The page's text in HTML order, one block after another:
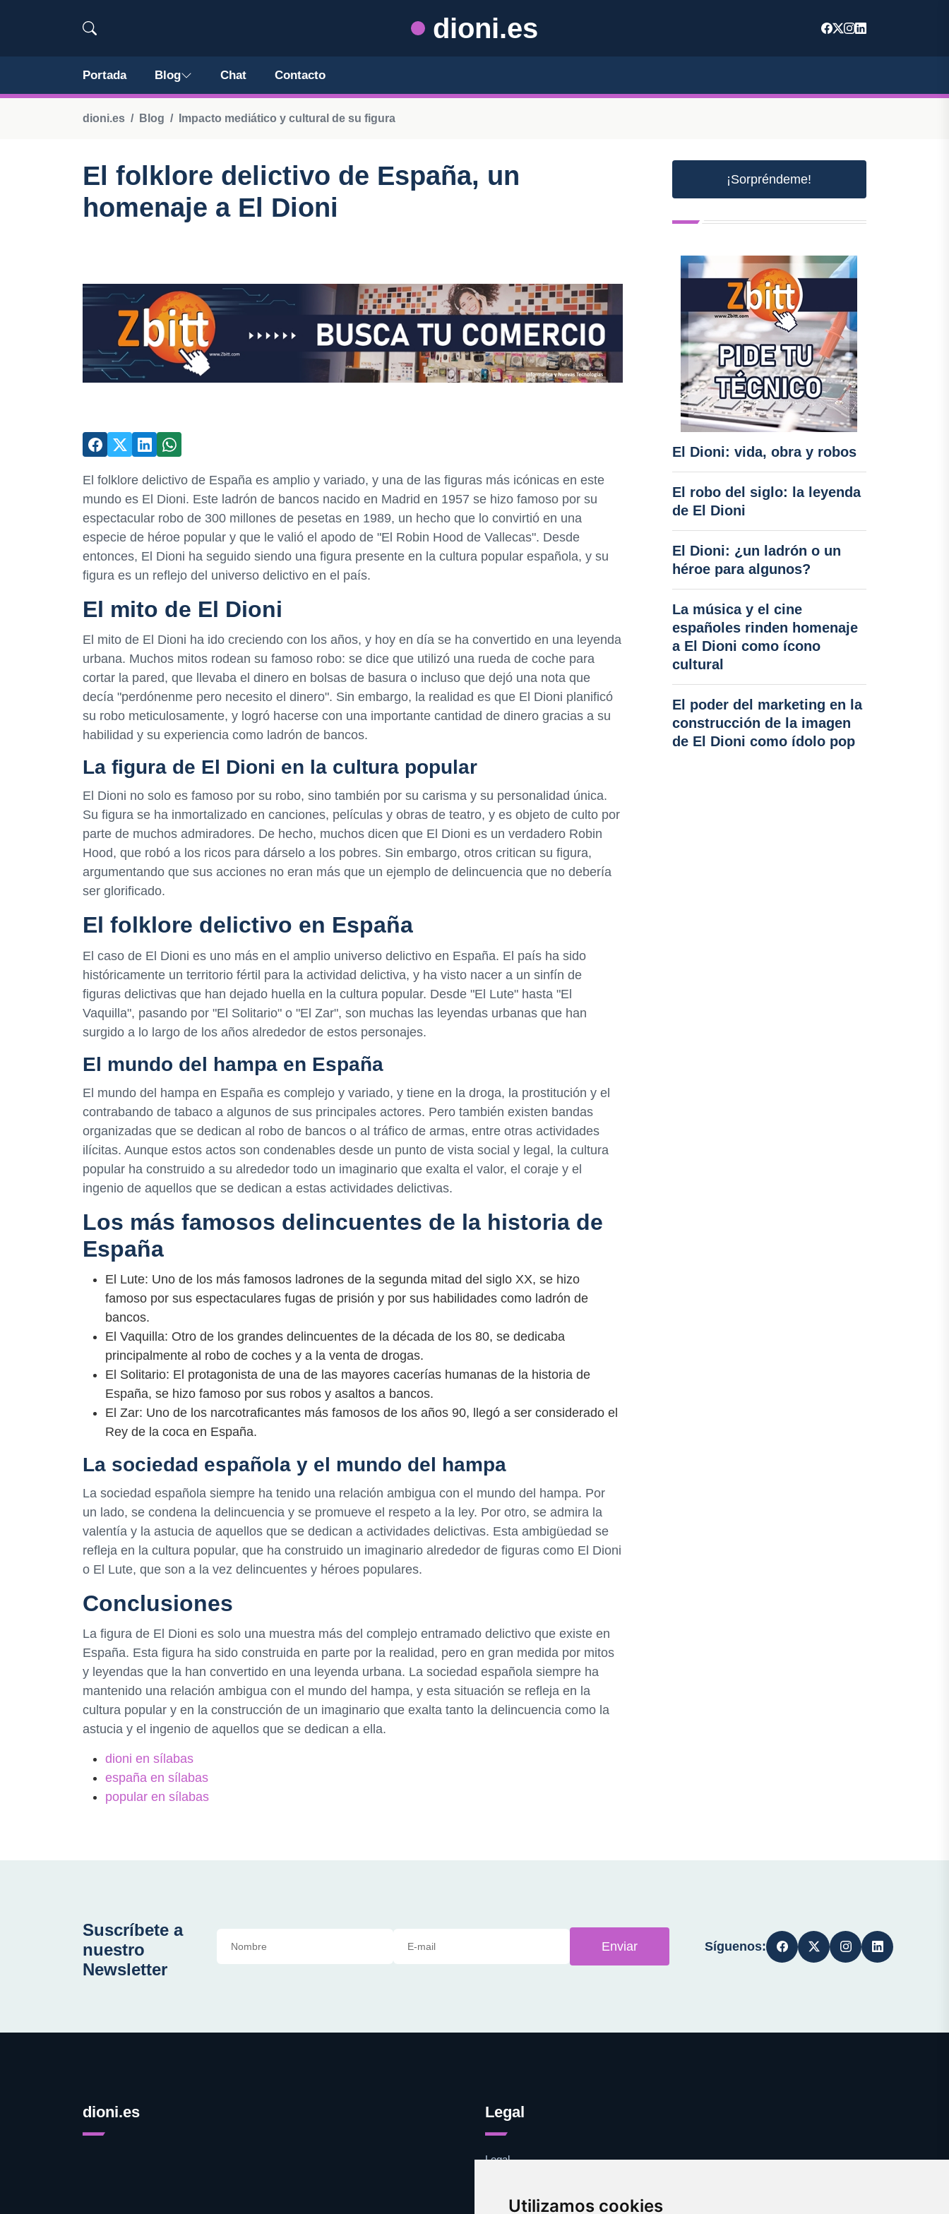
Utilizamos cookies
dioni.es
Portada Blog Chat Contacto
dioni.es Blog Impacto mediático y cultural de su figura
El folklore delictivo de España, un
homenaje a El Dioni
El folklore delictivo de España es amplio y variado, y una de las figuras más icónicas en este
mundo es El Dioni. Este ladrón de bancos nacido en Madrid en 1957 se hizo famoso por su
espectacular robo de 300 millones de pesetas en 1989, un hecho que lo convirtió en una
especie de héroe popular y que le valió el apodo de "El Robin Hood de Vallecas". Desde
entonces, El Dioni ha seguido siendo una figura presente en la cultura popular española, y su
figura es un reflejo del universo delictivo en el país.
El mito de El Dioni
El mito de El Dioni ha ido creciendo con los años, y hoy en día se ha convertido en una leyenda
urbana. Muchos mitos rodean su famoso robo: se dice que utilizó una rueda de coche para
cortar la pared, que llevaba el dinero en bolsas de basura o incluso que dejó una nota que
decía "perdónenme pero necesito el dinero". Sin embargo, la realidad es que El Dioni planificó
su robo meticulosamente, y logró hacerse con una importante cantidad de dinero gracias a su
habilidad y su experiencia como ladrón de bancos.
La figura de El Dioni en la cultura popular
El Dioni no solo es famoso por su robo, sino también por su carisma y su personalidad única.
Su figura se ha inmortalizado en canciones, películas y obras de teatro, y es objeto de culto por
parte de muchos admiradores. De hecho, muchos dicen que El Dioni es un verdadero Robin
Hood, que robó a los ricos para dárselo a los pobres. Sin embargo, otros critican su figura,
argumentando que sus acciones no eran más que un ejemplo de delincuencia que no debería
ser glorificado.
El folklore delictivo en España
El caso de El Dioni es uno más en el amplio universo delictivo en España. El país ha sido
históricamente un territorio fértil para la actividad delictiva, y ha visto nacer a un sinfín de
figuras delictivas que han dejado huella en la cultura popular. Desde "El Lute" hasta "El
Vaquilla", pasando por "El Solitario" o "El Zar", son muchas las leyendas urbanas que han
surgido a lo largo de los años alrededor de estos personajes.
El mundo del hampa en España
El mundo del hampa en España es complejo y variado, y tiene en la droga, la prostitución y el
contrabando de tabaco a algunos de sus principales actores. Pero también existen bandas
organizadas que se dedican al robo de bancos o al tráfico de armas, entre otras actividades
ilícitas. Aunque estos actos son condenables desde un punto de vista social y legal, la cultura
popular ha construido a su alrededor todo un imaginario que exalta el valor, el coraje y el
ingenio de aquellos que se dedican a estas actividades delictivas.
Los más famosos delincuentes de la historia de
España
El Lute: Uno de los más famosos ladrones de la segunda mitad del siglo XX, se hizo
famoso por sus espectaculares fugas de prisión y por sus habilidades como ladrón de
bancos.
El Vaquilla: Otro de los grandes delincuentes de la década de los 80, se dedicaba
principalmente al robo de coches y a la venta de drogas.
El Solitario: El protagonista de una de las mayores cacerías humanas de la historia de
España, se hizo famoso por sus robos y asaltos a bancos.
El Zar: Uno de los narcotraficantes más famosos de los años 90, llegó a ser considerado el
Rey de la coca en España.
La sociedad española y el mundo del hampa
La sociedad española siempre ha tenido una relación ambigua con el mundo del hampa. Por
un lado, se condena la delincuencia y se promueve el respeto a la ley. Por otro, se admira la
valentía y la astucia de aquellos que se dedican a actividades delictivas. Esta ambigüedad se
refleja en la cultura popular, que ha construido un imaginario alrededor de figuras como El Dioni
o El Lute, que son a la vez delincuentes y héroes populares.
Conclusiones
La figura de El Dioni es solo una muestra más del complejo entramado delictivo que existe en
España. Esta figura ha sido construida en parte por la realidad, pero en gran medida por mitos
y leyendas que la han convertido en una leyenda urbana. La sociedad española siempre ha
mantenido una relación ambigua con el mundo del hampa, y esta situación se refleja en la
cultura popular y en la construcción de un imaginario que exalta tanto la delincuencia como la
astucia y el ingenio de aquellos que se dedican a ella.
dioni en sílabas
españa en sílabas
popular en sílabas
¡Sorpréndeme!
El Dioni: vida, obra y robos
El robo del siglo: la leyenda
de El Dioni
El Dioni: ¿un ladrón o un
héroe para algunos?
La música y el cine
españoles rinden homenaje
a El Dioni como ícono
cultural
El poder del marketing en la
construcción de la imagen
de El Dioni como ídolo pop
Suscríbete a
nuestro
Newsletter
Enviar Síguenos:
dioni.es Legal
Legal
Contacto